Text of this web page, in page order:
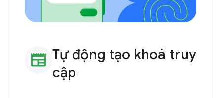
newspaper Tự động tạo khoá truy
cập